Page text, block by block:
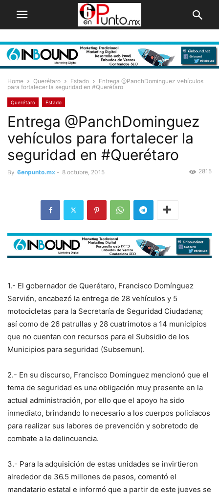
Home Querétaro Estado
Entrega @PanchDominguez vehículos
para fortalecer la seguridad en #Querétaro
Querétaro Estado
Entrega @PanchDominguez
vehículos para fortalecer la
seguridad en #Querétaro
By 6enpunto.mx - 8 octubre, 2015 2815
1.- El gobernador de Querétaro, Francisco Domínguez
Servién, encabezó la entrega de 28 vehículos y 5
motocicletas para la Secretaría de Seguridad Ciudadana;
así como de 26 patrullas y 28 cuatrimotos a 14 municipios
que no cuentan con recursos para el Subsidio de los
Municipios para seguridad (Subsemun).
2.- En su discurso, Francisco Domínguez mencionó que el
tema de seguridad es una obligación muy presente en la
actual administración, por ello que el apoyo ha sido
inmediato, brindando lo necesario a los cuerpos policiacos
para realizar sus labores de prevención y sobretodo de
combate a la delincuencia.
3.- Para la adquisición de estas unidades se invirtieron
alrededor de 36.5 millones de pesos, comentó el
mandatario estatal e informó que a partir de este jueves se